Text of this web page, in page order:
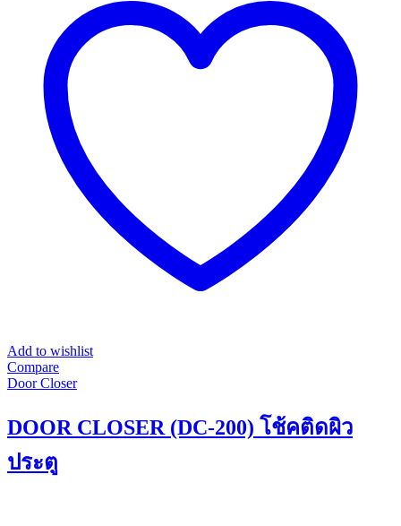
chosen
Add to wishlist
Compare
Door Closer
DOOR CLOSER (DC-200) โช้คติดผิว
ประตู